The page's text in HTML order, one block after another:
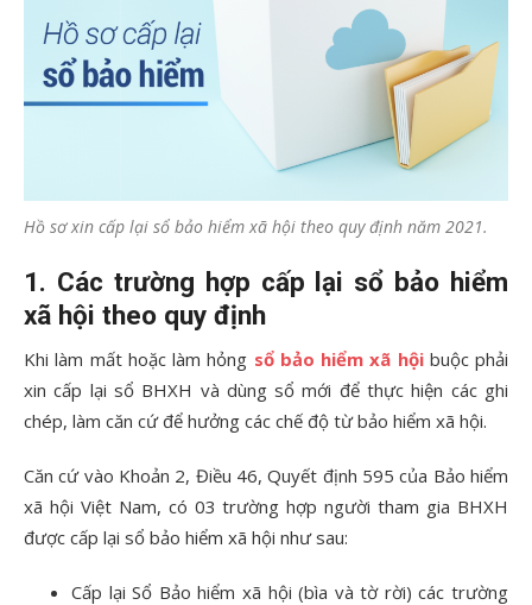
Hồ sơ xin cấp lại sổ bảo hiểm xã hội theo quy định năm 2021.
1. Các trường hợp cấp lại sổ bảo hiểm
xã hội theo quy định
Khi làm mất hoặc làm hỏng sổ bảo hiểm xã hộibuộc phải
xin cấp lại sổ BHXH và dùng sổ mới để thực hiện các ghi
chép, làm căn cứ để hưởng các chế độ từ bảo hiểm xã hội.
Căn cứ vào Khoản 2, Điều 46, Quyết định 595 của Bảo hiểm
xã hội Việt Nam, có 03 trường hợp người tham gia BHXH
được cấp lại sổ bảo hiểm xã hội như sau:
Cấp lại Sổ Bảo hiểm xã hội (bìa và tờ rời) các trường